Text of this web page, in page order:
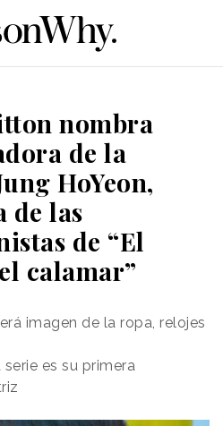
nombra
de la
HoYeon,
de las
de “El
calamar”
imagen de la ropa, relojes
es su primera